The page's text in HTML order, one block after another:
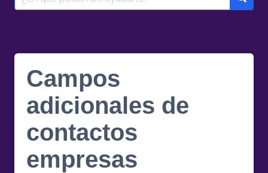
Campos
adicionales de
contactos
empresas